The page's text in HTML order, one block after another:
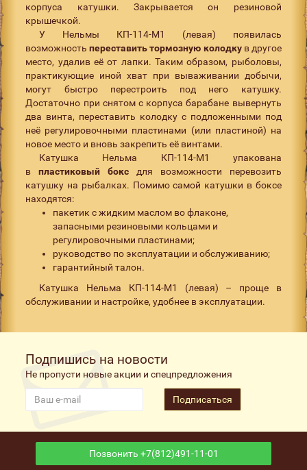
корпуса катушки. Закрывается он резиновой
крышечкой.
У Нельмы КП-114-М1 (левая) появилась
возможностьпереставить тормозную колодкув другое
место, удалив её от лапки. Таким образом, рыболовы,
практикующие иной хват при вываживании добычи,
могут быстро перестроить под него катушку.
Достаточно при снятом с корпуса барабане вывернуть
два винта, переставить колодку с подложенными под
неё регулировочными пластинами (или пластиной) на
новое место и вновь закрепить её винтами.
Катушка Нельма КП-114-М1 упакована
впластиковый бокс для возможности перевозить
катушку на рыбалках. Помимо самой катушки в боксе
находятся:
пакетик с жидким маслом во флаконе,
запасными резиновыми кольцами и
регулировочными пластинами;
руководство по эксплуатации и обслуживанию;
гарантийный талон.
Катушка Нельма КП-114-М1 (левая) – проще в
обслуживании и настройке, удобнее в эксплуатации.
Подпишись на новости
Не пропусти новые акции и спецпредложения
Подписаться
Позвонить +7(812)491-11-01